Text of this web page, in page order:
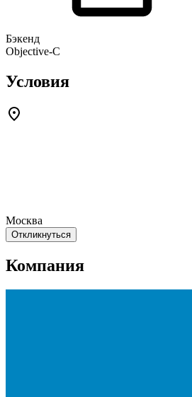
Бэкенд
Objective-С
Условия
Москва
Откликнуться
Компания